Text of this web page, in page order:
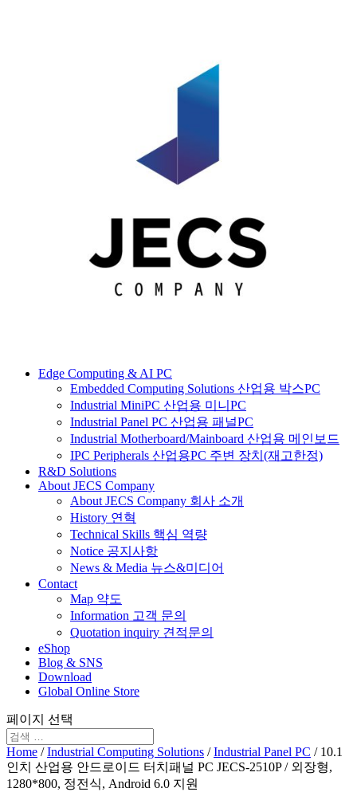
Edge Computing & AI PC
Embedded Computing Solutions 산업용 박스PC
Industrial MiniPC 산업용 미니PC
Industrial Panel PC 산업용 패널PC
Industrial Motherboard/Mainboard 산업용 메인보드
IPC Peripherals 산업용PC 주변 장치(재고한정)
R&D Solutions
About JECS Company
About JECS Company 회사 소개
History 연혁
Technical Skills 핵심 역량
Notice 공지사항
News & Media 뉴스&미디어
Contact
Map 약도
Information 고객 문의
Quotation inquiry 견적문의
eShop
Blog & SNS
Download
Global Online Store
페이지 선택
Home /Industrial Computing Solutions /Industrial Panel PC / 10.1
인치 산업용 안드로이드 터치패널 PC JECS-2510P / 외장형,
1280*800, 정전식, Android 6.0 지원